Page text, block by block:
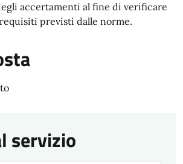
accertamenti al fine di verificare
previsti dalle norme.
servizio